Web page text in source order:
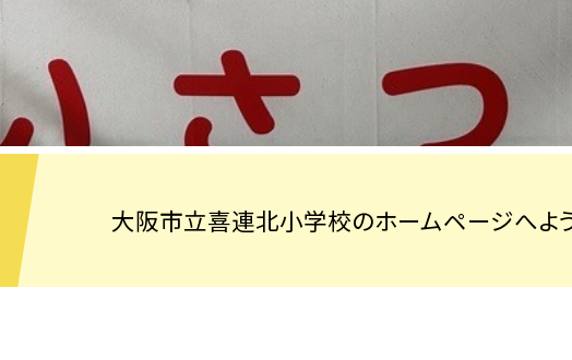
大阪市立喜連北小学校のホームページへよ